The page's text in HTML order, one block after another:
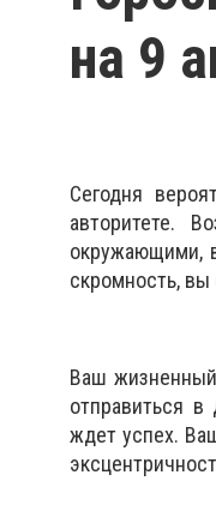
на 9
Сегодня
авторитете.
окружающими,
скромность,
Ваш жизненный
отправиться
ждет успех.